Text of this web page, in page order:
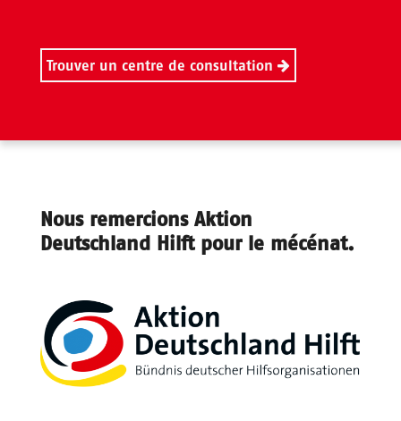
Trouver un centre de consultation
Nous remercions Aktion
Deutschland Hilft pour le mécénat.